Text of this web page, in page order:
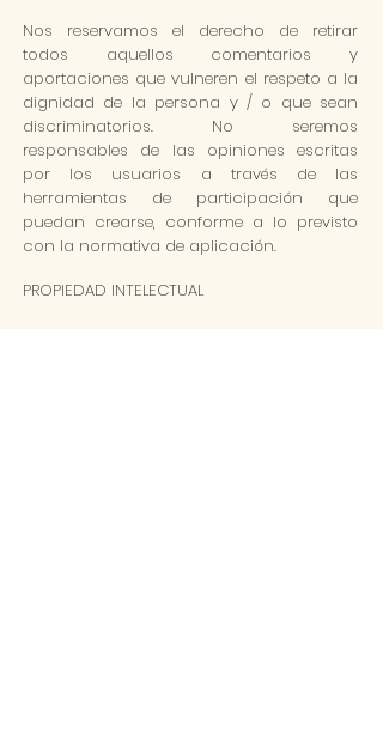
Nos reservamos el derecho de retirar
todos aquellos comentarios y
aportaciones que vulneren el respeto a la
dignidad de la persona y / o que sean
discriminatorios. No seremos
responsables de las opiniones escritas
por los usuarios a través de las
herramientas de participación que
puedan crearse, conforme a lo previsto
con la normativa de aplicación.
PROPIEDAD INTELECTUAL